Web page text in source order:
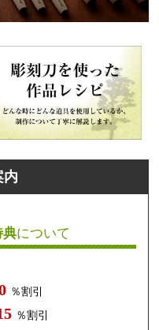
内
典について
％割引
％割引